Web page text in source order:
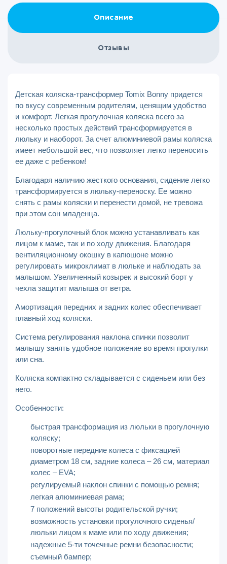
Описание
Отзывы
Детская коляска-трансформер Tomix Bonny придется
по вкусу современным родителям, ценящим удобство
и комфорт. Легкая прогулочная коляска всего за
несколько простых действий трансформируется в
люльку и наоборот. За счет алюминиевой рамы коляска
имеет небольшой вес, что позволяет легко переносить
ее даже с ребенком!
Благодаря наличию жесткого основания, сидение легко
трансформируется в люльку-переноску. Ее можно
снять с рамы коляски и перенести домой, не тревожа
при этом сон младенца.
Люльку-прогулочный блок можно устанавливать как
лицом к маме, так и по ходу движения. Благодаря
вентиляционному окошку в капюшоне можно
регулировать микроклимат в люльке и наблюдать за
малышом. Увеличенный козырек и высокий борт у
чехла защитит малыша от ветра.
Амортизация передних и задних колес обеспечивает
плавный ход коляски.
Система регулирования наклона спинки позволит
малышу занять удобное положение во время прогулки
или сна.
Коляска компактно складывается с сиденьем или без
него.
Особенности:
быстрая трансформация из люльки в прогулочную
коляску;
поворотные передние колеса с фиксацией
диаметром 18 см, задние колеса – 26 см, материал
колес – EVA;
регулируемый наклон спинки с помощью ремня;
легкая алюминиевая рама;
7 положений высоты родительской ручки;
возможность установки прогулочного сиденья/
люльки лицом к маме или по ходу движения;
надежные 5-ти точечные ремни безопасности;
съемный бампер;